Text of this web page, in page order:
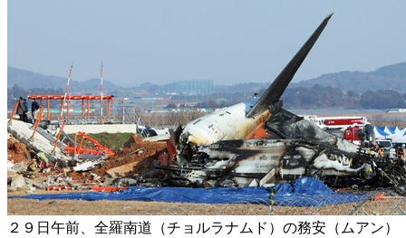
２９日午前、全羅南道（チョルラナムド）の務安（ムアン）